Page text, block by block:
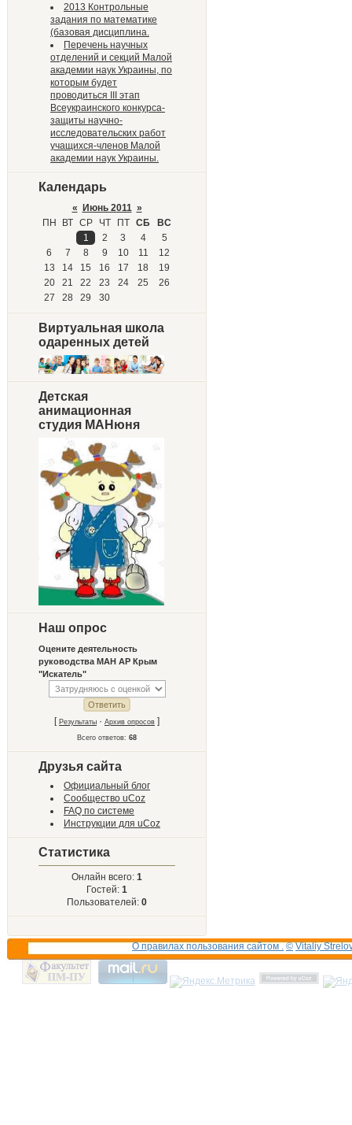
2013 Контрольные
задания по математике
(базовая дисциплина.
Перечень научных
отделений и секций Малой
академии наук Украины, по
которым будет
проводиться III этап
Всеукраинского конкурса-
защиты научно-
исследовательских работ
учащихся-членов Малой
академии наук Украины.
Календарь
« Июнь 2011 »
ПН
ВТ СР ЧТ ПТ СБ
ВС
1
2 3 4
5
6
7 8 9 10 11
12
13
14 15 16 17 18
19
20
21 22 23 24 25
26
27
28 29 30
Виртуальная школа
одаренных детей
Детская
анимационная
студия МАНюня
Наш опрос
Оцените деятельность
руководства МАН АР Крым
"Искатель"
[ Результаты · Архив опросов ]
Всего ответов: 68
Друзья сайта
Официальный блог
Сообщество uCoz
FAQ по системе
Инструкции для uCoz
Статистика
Онлайн всего: 1
Гостей: 1
Пользователей: 0
О правилах пользования сайтом . © Vitaliy